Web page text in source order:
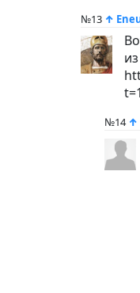
№13 ↑
№14 ↑